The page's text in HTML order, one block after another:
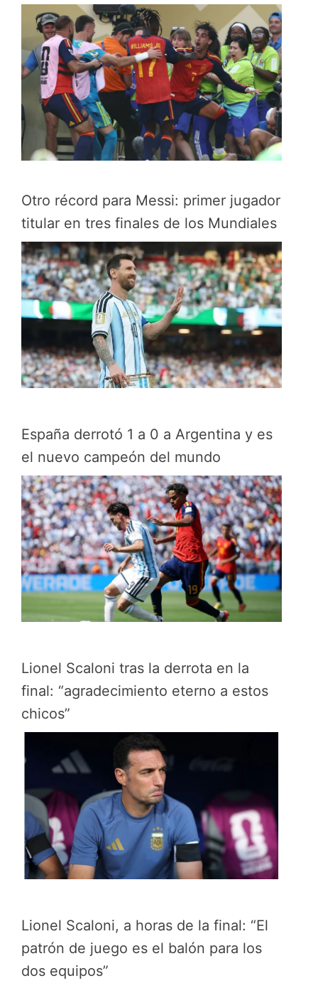
Otro récord para Messi: primer jugador
titular en tres finales de los Mundiales
España derrotó 1 a 0 a Argentina y es
el nuevo campeón del mundo
Lionel Scaloni tras la derrota en la
final: “agradecimiento eterno a estos
chicos”
Lionel Scaloni, a horas de la final: “El
patrón de juego es el balón para los
dos equipos”